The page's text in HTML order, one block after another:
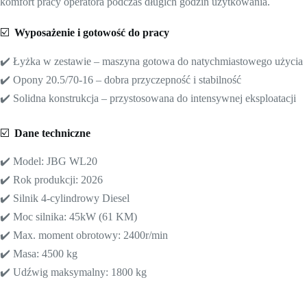
☑️ Wyposażenie i gotowość do pracy
✔️ Łyżka w zestawie – maszyna gotowa do natychmiastowego użycia
✔️ Opony 20.5/70-16 – dobra przyczepność i stabilność
✔️ Solidna konstrukcja – przystosowana do intensywnej eksploatacji
☑️ Dane techniczne
✔️ Model: JBG WL20
✔️ Rok produkcji: 2026
✔️ Silnik 4-cylindrowy Diesel
✔️ Moc silnika: 45kW (61 KM)
✔️ Max. moment obrotowy: 2400r/min
✔️ Masa: 4500 kg
✔️ Udźwig maksymalny: 1800 kg